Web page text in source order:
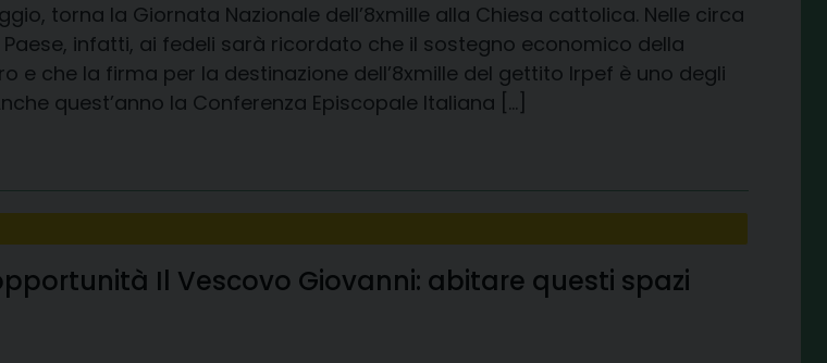
torna la Giornata Nazionale dell’8xmille alla Chiesa cattolica. Nelle circa
infatti, ai fedeli sarà ricordato che il sostegno economico della
e che la firma per la destinazione dell’8xmille del gettito Irpef è uno degli
quest’anno la Conferenza Episcopale Italiana […]
Il Vescovo Giovanni: abitare questi spazi